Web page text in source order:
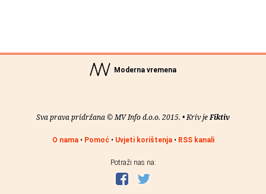
Moderna vremena
Sva prava pridržana © MV Info d.o.o. 2015. • Kriv jeFiktiv
O nama• Pomoć• Uvjeti korištenja• RSS kanali
Potraži nas na: